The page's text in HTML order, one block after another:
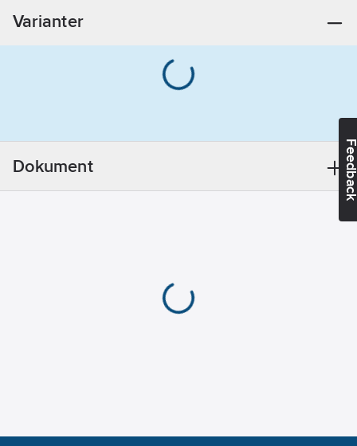
underlaget.
Artikelnummer: 77966178
RF):24h
Varianter
Dokument